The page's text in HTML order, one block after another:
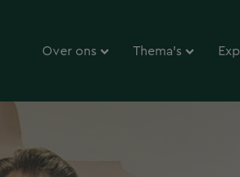
Over ons Thema’s